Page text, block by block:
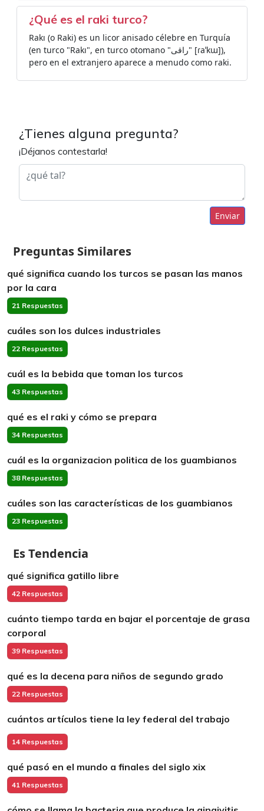
¿Qué es el raki turco?
Rakı (o Raki) es un licor anisado​ célebre en Turquía
(en turco "Rakı", en turco otomano "راقى" [ɾaˈkɯ]),
pero en el extranjero aparece a menudo como raki.
¿Tienes alguna pregunta?
¡Déjanos contestarla!
Enviar
Preguntas Similares
qué significa cuando los turcos se pasan las manos
por la cara
21 Respuestas
cuáles son los dulces industriales
22 Respuestas
cuál es la bebida que toman los turcos
43 Respuestas
qué es el raki y cómo se prepara
34 Respuestas
cuál es la organizacion politica de los guambianos
38 Respuestas
cuáles son las características de los guambianos
23 Respuestas
Es Tendencia
qué significa gatillo libre
42 Respuestas
cuánto tiempo tarda en bajar el porcentaje de grasa
corporal
39 Respuestas
qué es la decena para niños de segundo grado
22 Respuestas
cuántos artículos tiene la ley federal del trabajo
14 Respuestas
qué pasó en el mundo a finales del siglo xix
41 Respuestas